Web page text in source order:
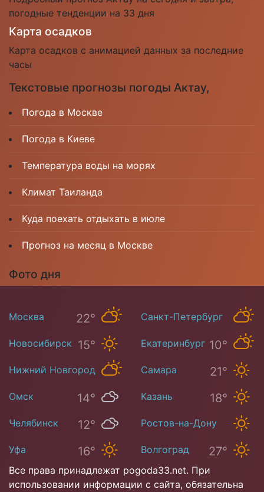
погодные тенденции на 33 дня
Карта осадков
Карта осадков с анимацией данных за последние
часы
Текстовые прогнозы погоды Актау,
Погода в Москве
Погода в Киеве
Температура воды на морях
Климат Таиланда
Куда поехать отдыхать в июле
Прогноз на месяц в Москве
Фото дня
Москва 22° Санкт-Петербург
16°
Новосибирск 15° Екатеринбург 10°
Нижний Новгород
19°
Самара 21°
Омск 14° Казань 18°
Челябинск 12° Ростов-на-Дону
26°
Уфа 16° Волгоград 27°
Все права принадлежат pogoda33.net. При
использовании информации с сайта, обязательна